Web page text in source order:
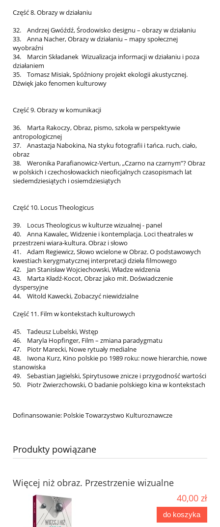
Część 8. Obrazy w działaniu
32. Andrzej Gwóźdź, Środowisko designu – obrazy w działaniu
33. Anna Nacher, Obrazy w działaniu – mapy społecznej
wyobraźni
34. Marcin Składanek Wizualizacja informacji w działaniu i poza
działaniem
35. Tomasz Misiak, Spóźniony projekt ekologii akustycznej.
Dźwięk jako fenomen kulturowy
Część 9. Obrazy w komunikacji
36. Marta Rakoczy, Obraz, pismo, szkoła w perspektywie
antropologicznej
37. Anastazja Nabokina, Na styku fotografii i tańca. ruch, ciało,
obraz
38. Weronika Parafianowicz-Vertun, „Czarno na czarnym”? Obraz
w polskich i czechosłowackich nieoficjalnych czasopismach lat
siedemdziesiątych i osiemdziesiątych
Część 10. Locus Theologicus
39. Locus Theologicus w kulturze wizualnej - panel
40. Anna Kawalec, Widzenie i kontemplacja. Loci theatrales w
przestrzeni wiara-kultura. Obraz i słowo
41. Adam Regiewicz, Słowo wcielone w Obraz. O podstawowych
kwestiach kerygmatycznej interpretacji dzieła filmowego
42. Jan Stanisław Wojciechowski, Władze widzenia
43. Marta Kładź-Kocot, Obraz jako mit. Doświadczenie
dyspersyjne
44. Witold Kawecki, Zobaczyć niewidzialne
Część 11. Film w kontekstach kulturowych
45. Tadeusz Lubelski, Wstęp
46. Maryla Hopfinger, Film – zmiana paradygmatu
47. Piotr Marecki, Nowe rytuały medialne
48. Iwona Kurz, Kino polskie po 1989 roku: nowe hierarchie, nowe
stanowiska
49. Sebastian Jagielski, Spirytusowe znicze i przygodność wartości
50. Piotr Zwierzchowski, O badanie polskiego kina w kontekstach
Dofinansowanie: Polskie Towarzystwo Kulturoznawcze
Produkty powiązane
Więcej niż obraz. Przestrzenie wizualne
40,00 zł
do koszyka